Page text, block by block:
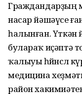
Граждандарҙың
насар йәшәүсе
һалынған. Үткән
булараҡ иҫәптә
ҡалыуы
медицина
район